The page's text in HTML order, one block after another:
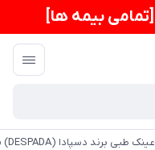
[تمامی بیمه ها]
عینک طبی برند دسپادا (DESPADA) مدل DSC272